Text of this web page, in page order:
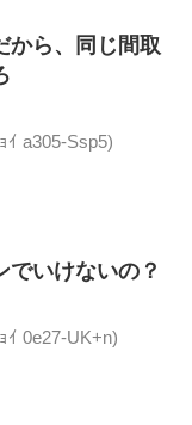
から、同じ間取
ｲ a305-Ssp5)
でいけないの？
ｲ 0e27-UK+n)